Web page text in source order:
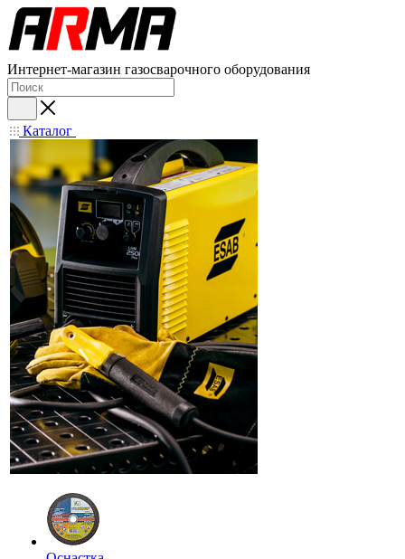
Интернет-магазин газосварочного оборудования
Каталог